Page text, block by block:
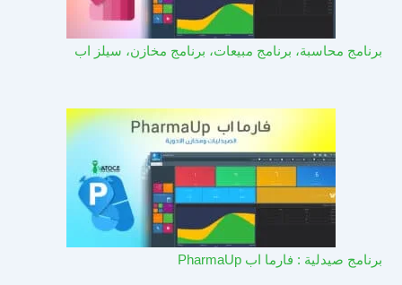
برنامج محاسبة، برنامج مبيعات، برنامج مخازن، سيلز اب
برنامج صيدلية : فارما اب PharmaUp​